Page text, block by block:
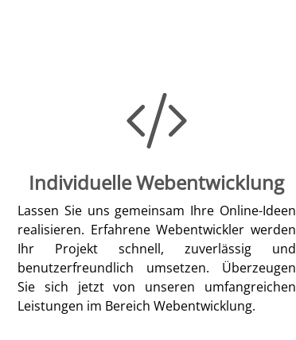
Individuelle Webentwicklung
Lassen Sie uns gemeinsam Ihre Online-Ideen
realisieren. Erfahrene Webentwickler werden
Ihr Projekt schnell, zuverlässig und
benutzerfreundlich umsetzen. Überzeugen
Sie sich jetzt von unseren umfangreichen
Leistungen im Bereich Webentwicklung.